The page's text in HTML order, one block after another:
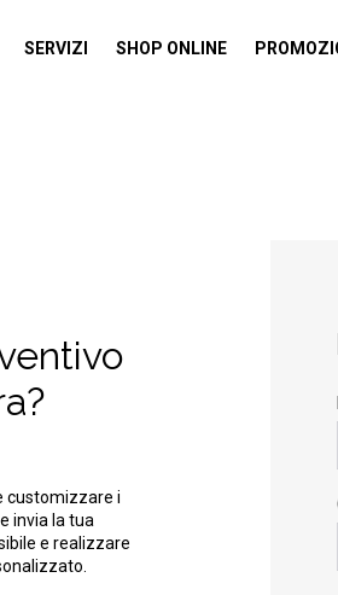
SERVIZI SHOP ONLINE
customizzare i
invia la tua
e realizzare